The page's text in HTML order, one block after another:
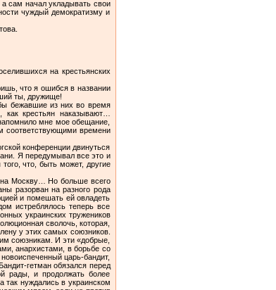
сам начал укладывать свои
чуждый демократизму и
на крестьянских
что я ошибся в названии
ты, дружище!
бежавшие из них во время
крестьян наказывают…
мне мое обещание,
соответствующими времени
конференции двинуться
Я передумывал все это и
что, быть может, другие
на Москву… Но больше всего
разорван на разного рода
и помешать ей овладеть
истреблялось теперь все
украинских тружеников
сволочь, которая,
у этих самых союзников.
союзникам. И эти «добрые,
анархистами, в борьбе со
царь-бандит,
гетман обязался перед
рады, и продолжать более
нуждались в украинском